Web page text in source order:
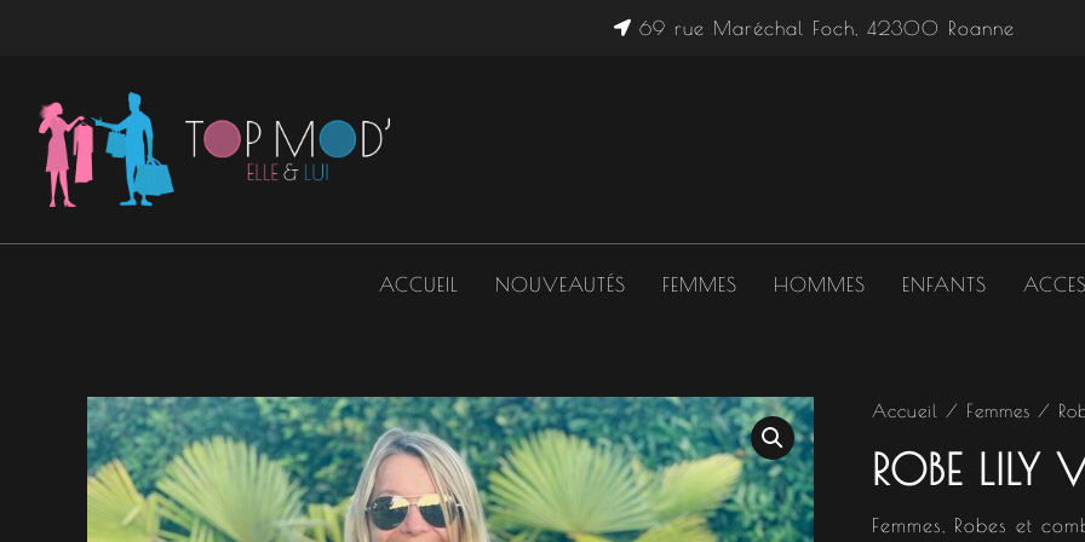
69 rue Maréchal Foch, 42300 Roanne
ACCUEIL NOUVEAUTÉS FEMMES HOMMES ENFANTS
Accueil / Femmes /
ROBE LILY
Femmes Robes et
quantité
Robe
Lily